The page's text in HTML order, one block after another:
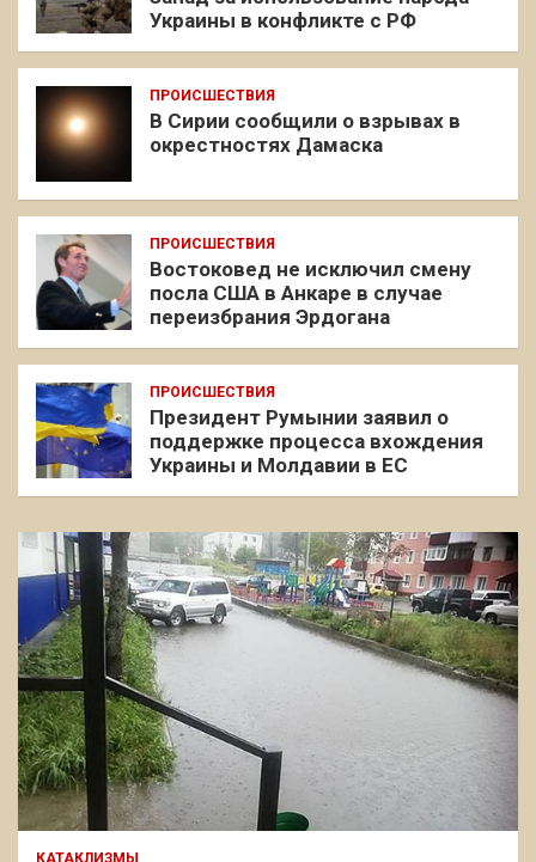
Украины в конфликте с РФ
ПРОИСШЕСТВИЯ
В Сирии сообщили о взрывах в
окрестностях Дамаска
ПРОИСШЕСТВИЯ
Востоковед не исключил смену
посла США в Анкаре в случае
переизбрания Эрдогана
ПРОИСШЕСТВИЯ
Президент Румынии заявил о
поддержке процесса вхождения
Украины и Молдавии в ЕС